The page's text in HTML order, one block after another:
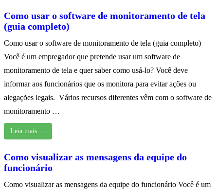
Como usar o software de monitoramento de tela
(guia completo)
Como usar o software de monitoramento de tela (guia completo)
Você é um empregador que pretende usar um software de
monitoramento de tela e quer saber como usá-lo? Você deve
informar aos funcionários que os monitora para evitar ações ou
alegações legais. Vários recursos diferentes vêm com o software de
monitoramento …
Leia mais …
Como visualizar as mensagens da equipe do
funcionário
Como visualizar as mensagens da equipe do funcionário Você é um